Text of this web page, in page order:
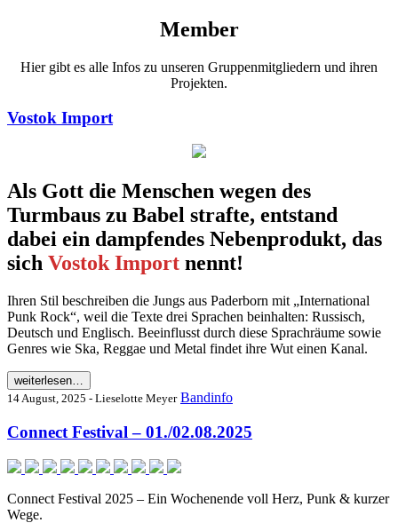
Member
Hier gibt es alle Infos zu unseren Gruppenmitgliedern und ihren
Projekten.
Vostok Import
Als Gott die Menschen wegen des
Turmbaus zu Babel strafte, entstand
dabei ein dampfendes Nebenprodukt, das
sich Vostok Import nennt!
Ihren Stil beschreiben die Jungs aus Paderborn mit „International
Punk Rock“, weil die Texte drei Sprachen beinhalten: Russisch,
Deutsch und Englisch. Beeinflusst durch diese Sprachräume sowie
Genres wie Ska, Reggae und Metal findet ihre Wut einen Kanal.
weiterlesen…
14 August, 2025 - Lieselotte Meyer Bandinfo
Connect Festival – 01./02.08.2025
Connect Festival 2025 – Ein Wochenende voll Herz, Punk & kurzer
Wege.